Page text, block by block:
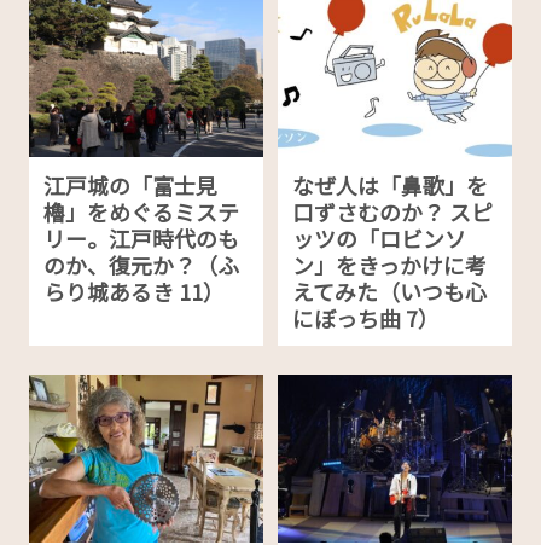
江戸城の「富士見
櫓」をめぐるミステ
リー。江戸時代のも
のか、復元か？（ふ
らり城あるき 11）
なぜ人は「鼻歌」を
口ずさむのか？ スピ
ッツの「ロビンソ
ン」をきっかけに考
えてみた（いつも心
にぼっち曲 7）